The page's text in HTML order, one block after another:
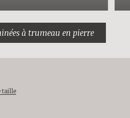
à trumeau en pierre
taille